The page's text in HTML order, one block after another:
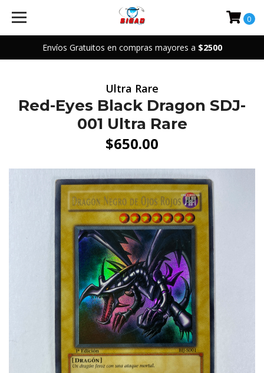
Envíos Gratuitos en compras mayores a $2500
0
Ultra Rare
Red-Eyes Black Dragon SDJ-
001 Ultra Rare
$650.00